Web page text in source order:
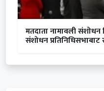
मतदाता नामावली संशोधन
संशोधन प्रतिनिधिसभाबाट